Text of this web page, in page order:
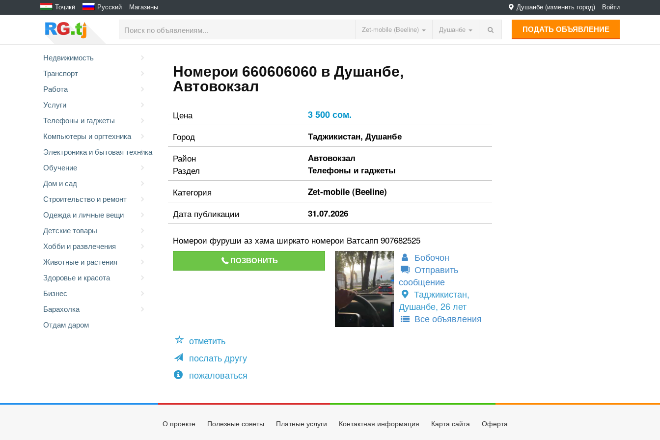
Тоҷикӣ Русский Магазины Душанбе (изменить город) Войти
Zet-mobile (Beeline) Душанбе ПОДАТЬ ОБЪЯВЛЕНИЕ
Недвижимость
Транспорт
Работа
Услуги
Телефоны и гаджеты
Компьютеры и оргтехника
Электроника и бытовая техника
Обучение
Дом и сад
Строительство и ремонт
Одежда и личные вещи
Детские товары
Хобби и развлечения
Животные и растения
Здоровье и красота
Бизнес
Барахолка
Отдам даром
Номерои 660606060 в Душанбе,
Автовокзал
Цена 3 500 сом.
Город Таджикистан, Душанбе
Район Автовокзал
Раздел Телефоны и гаджеты
Категория Zet-mobile (Beeline)
Дата публикации 31.07.2026
Номерои фуруши аз хама ширкато номерои Ватсапп 907682525
ПОЗВОНИТЬ
Бобочон
Отправить
сообщение
Таджикистан,
Душанбе, 26 лет
Все объявления
отметить
послать другу
пожаловаться
О проекте Полезные советы Платные услуги Контактная информация Карта сайта Оферта